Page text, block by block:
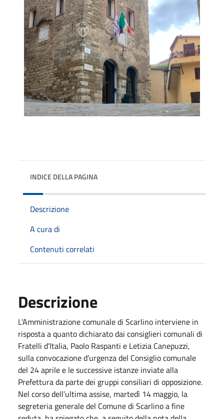
INDICE DELLA PAGINA
Descrizione
A cura di
Contenuti correlati
Descrizione
L’Amministrazione comunale di Scarlino interviene in
risposta a quanto dichiarato dai consiglieri comunali di
Fratelli d’Italia, Paolo Raspanti e Letizia Canepuzzi,
sulla convocazione d’urgenza del Consiglio comunale
del 24 aprile e le successive istanze inviate alla
Prefettura da parte dei gruppi consiliari di opposizione.
Nel corso dell’ultima assise, martedì 14 maggio, la
segreteria generale del Comune di Scarlino a fine